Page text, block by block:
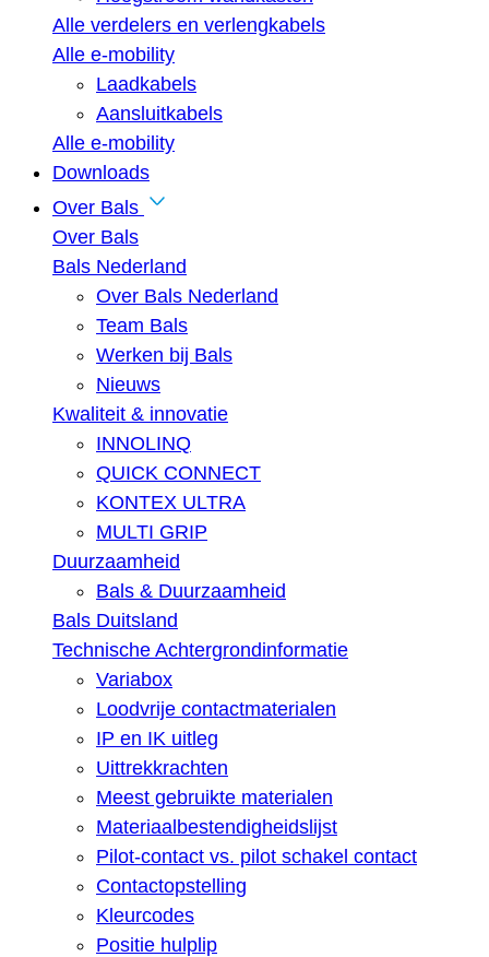
Alle verdelers en verlengkabels
Alle e-mobility
Laadkabels
Aansluitkabels
Alle e-mobility
Downloads
Over Bals
Over Bals
Bals Nederland
Over Bals Nederland
Team Bals
Werken bij Bals
Nieuws
Kwaliteit & innovatie
INNOLINQ
QUICK CONNECT
KONTEX ULTRA
MULTI GRIP
Duurzaamheid
Bals & Duurzaamheid
Bals Duitsland
Technische Achtergrondinformatie
Variabox
Loodvrije contactmaterialen
IP en IK uitleg
Uittrekkrachten
Meest gebruikte materialen
Materiaalbestendigheidslijst
Pilot-contact vs. pilot schakel contact
Contactopstelling
Kleurcodes
Positie hulplip